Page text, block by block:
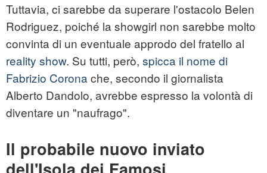
Tuttavia, ci sarebbe da superare l'ostacolo Belen
Rodriguez, poiché la showgirl non sarebbe molto
convinta di un eventuale approdo del fratello al
reality show. Su tutti, però, spicca il nome di
Fabrizio Corona che, secondo il giornalista
Alberto Dandolo, avrebbe espresso la volontà di
diventare un "naufrago".
Il probabile nuovo inviato